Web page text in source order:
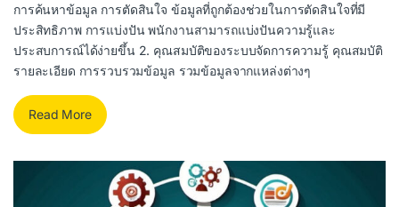
การค้นหาข้อมูล การตัดสินใจ ข้อมูลที่ถูกต้องช่วยในการตัดสินใจที่มี
ประสิทธิภาพ การแบ่งปัน พนักงานสามารถแบ่งปันความรู้และ
ประสบการณ์ได้ง่ายขึ้น 2. คุณสมบัติของระบบจัดการความรู้ คุณสมบัติ
รายละเอียด การรวบรวมข้อมูล รวมข้อมูลจากแหล่งต่างๆ
Read More